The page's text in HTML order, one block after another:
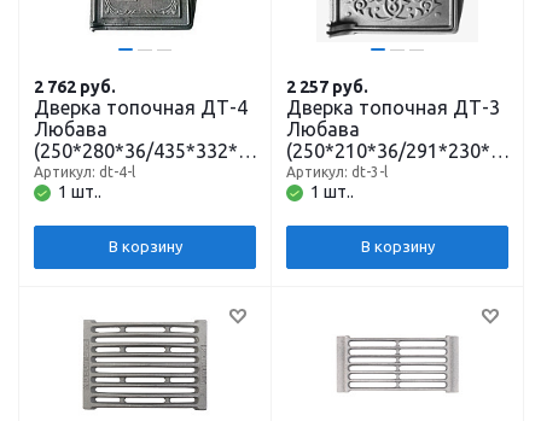
Дверка топочная ДТ-4
Любава
(250*280*36/435*332*92)
неокрашенная Рубцовск
1 шт..
Артикул: dt-4-l
2 762 руб.
В корзину
Дверка топочная ДТ-3
Любава
(250*210*36/291*230*67)
неокрашенная Рубцовск
1 шт..
Артикул: dt-3-l
2 257 руб.
В корзину